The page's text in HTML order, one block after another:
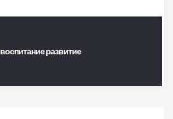
воспитаниеразвитие